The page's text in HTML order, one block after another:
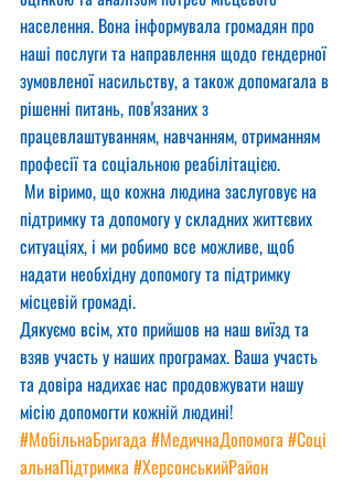
населення. Вона інформувала громадян про
наші послуги та направлення щодо гендерної
зумовленої насильству, а також допомагала в
рішенні питань, пов'язаних з
працевлаштуванням, навчанням, отриманням
професії та соціальною реабілітацією.
Ми віримо, що кожна людина заслуговує на
підтримку та допомогу у складних життєвих
ситуаціях, і ми робимо все можливе, щоб
надати необхідну допомогу та підтримку
місцевій громаді.
Дякуємо всім, хто прийшов на наш виїзд та
взяв участь у наших програмах. Ваша участь
та довіра надихає нас продовжувати нашу
місію допомогти кожній людині!
#МобільнаБригада#МедичнаДопомога#Соці
альнаПідтримка#ХерсонськийРайон